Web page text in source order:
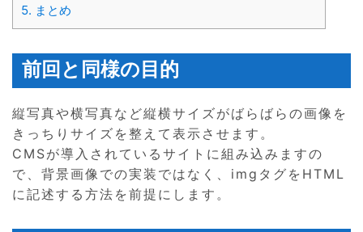
5. まとめ
前回と同様の目的
縦写真や横写真など縦横サイズがばらばらの画像を
きっちりサイズを整えて表示させます。
CMSが導入されているサイトに組み込みますの
で、背景画像での実装ではなく、imgタグをHTML
に記述する方法を前提にします。